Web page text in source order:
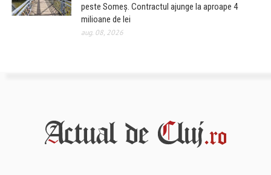
peste Someș. Contractul ajunge la aproape 4
milioane de lei
aug. 08, 2026